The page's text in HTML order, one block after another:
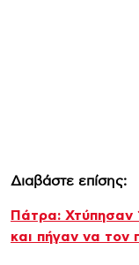
Διαβάστε επίσης:
Πάτρα: Χτύπησαν
και πήγαν να